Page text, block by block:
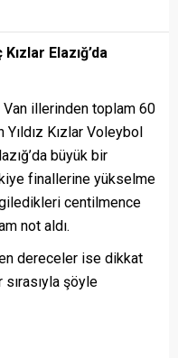
Elazığ’da
Van illerinden toplam 60
Kızlar Voleybol
büyük bir
finallerine yükselme
centilmence
not aldı.
dereceler ise dikkat
şöyle